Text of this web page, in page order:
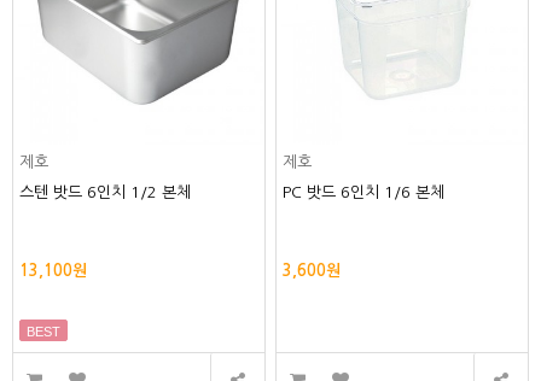
제호
스텐 밧드 6인치 1/2 본체
13,100원
BEST
제호
PC 밧드 6인치 1/6 본체
3,600원